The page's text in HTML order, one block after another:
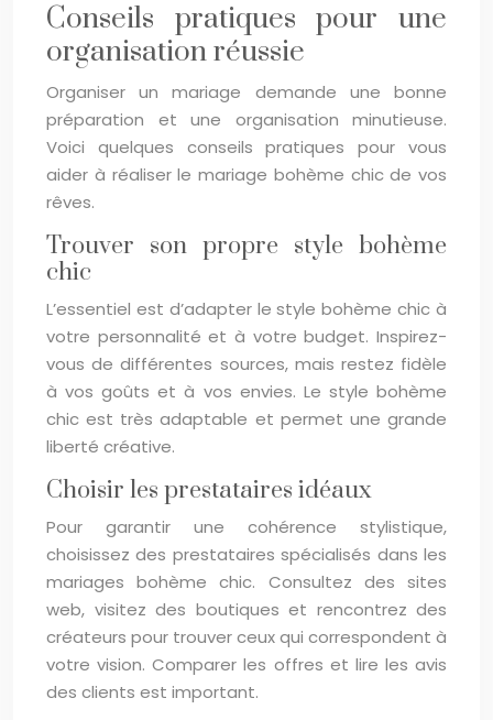
Conseils pratiques pour une
organisation réussie
Organiser un mariage demande une bonne
préparation et une organisation minutieuse.
Voici quelques conseils pratiques pour vous
aider à réaliser le mariage bohème chic de vos
rêves.
Trouver son propre style bohème
chic
L’essentiel est d’adapter le style bohème chic à
votre personnalité et à votre budget. Inspirez-
vous de différentes sources, mais restez fidèle
à vos goûts et à vos envies. Le style bohème
chic est très adaptable et permet une grande
liberté créative.
Choisir les prestataires idéaux
Pour garantir une cohérence stylistique,
choisissez des prestataires spécialisés dans les
mariages bohème chic. Consultez des sites
web, visitez des boutiques et rencontrez des
créateurs pour trouver ceux qui correspondent à
votre vision. Comparer les offres et lire les avis
des clients est important.